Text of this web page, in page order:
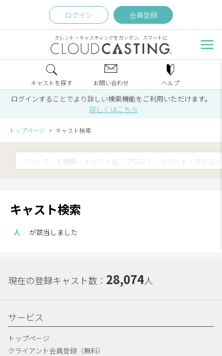
ログイン 会員登録
タレント・キャスティングをカンタン、スマートに
キャストを探す お問い合わせ ヘルプ
ログインすることでより詳しい検索機能をご利用いただけます。
詳しくはこちら
トップページ キャスト検索
キャスト検索
人 が該当しました
現在の登録キャスト数： 28,074人
サービス
トップページ
クライアント会員登録（無料）